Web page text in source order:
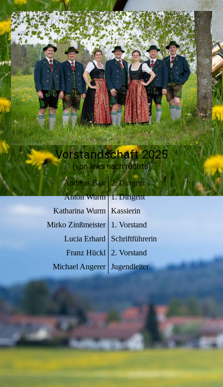
Vorstandschaft 2025
(von links nach rechts)
Andreas Bair
2. Dirigent
Anton Wurm
1. Dirigent
Katharina Wurm
Kassierin
Mirko Zinßmeister
1. Vorstand
Lucia Erhard
Schriftführerin
Franz Hückl
2. Vorstand
Michael Angerer
Jugendleiter